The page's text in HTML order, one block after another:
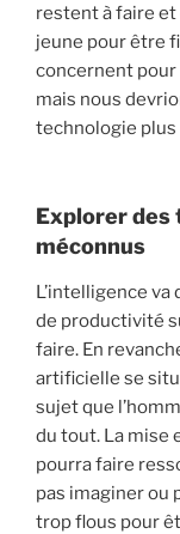
restent à faire
jeune pour être
concernent pour
mais nous
technologie
Explorer des
méconnus
L’intelligence
de productivité
faire. En
artificielle se
sujet que
du tout. La mise
pourra faire
pas imaginer ou
trop flous pour